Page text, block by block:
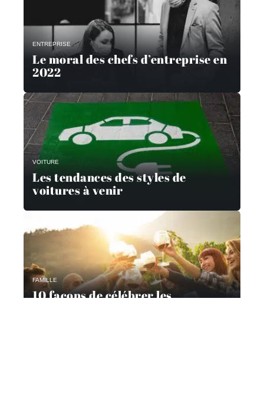
ENTREPRISE
Le moral des chefs d’entreprise en
2022
VOITURE
Les tendances des styles de
voitures à venir
FAMILLE
10 façons de célébrer les